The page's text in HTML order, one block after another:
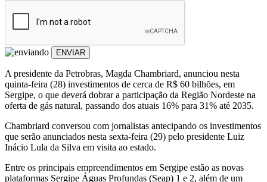
ENVIAR
A presidente da Petrobras, Magda Chambriard, anunciou nesta
quinta-feira (28) investimentos de cerca de R$ 60 bilhões, em
Sergipe, o que deverá dobrar a participação da Região Nordeste na
oferta de gás natural, passando dos atuais 16% para 31% até 2035.
Chambriard conversou com jornalistas antecipando os investimentos
que serão anunciados nesta sexta-feira (29) pelo presidente Luiz
Inácio Lula da Silva em visita ao estado.
Entre os principais empreendimentos em Sergipe estão as novas
plataformas Sergipe Águas Profundas (Seap) 1 e 2, além de um